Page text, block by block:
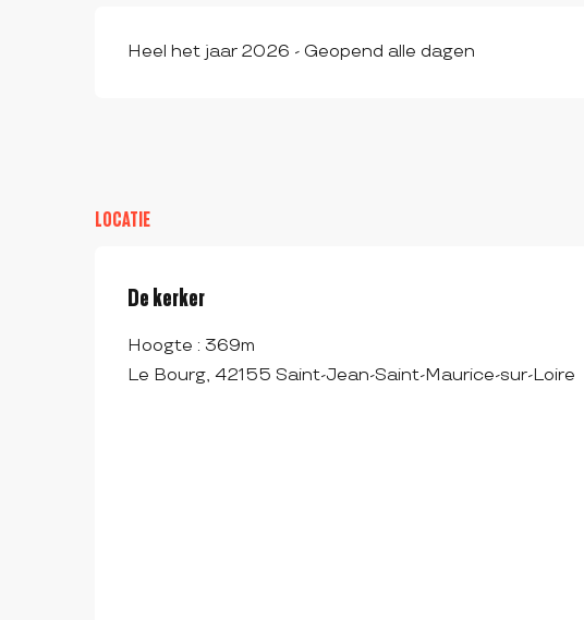
Heel het jaar 2026 - Geopend alle dagen
LOCATIE
De kerker
Hoogte : 369m
Le Bourg, 42155 Saint-Jean-Saint-Maurice-sur-Loire